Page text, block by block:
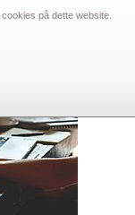
på dette website.